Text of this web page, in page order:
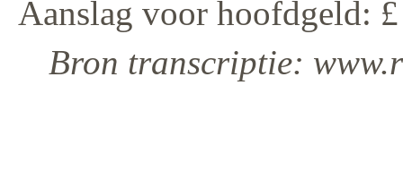
Aanslag voor hoofdgeld:
Bron transcriptie: